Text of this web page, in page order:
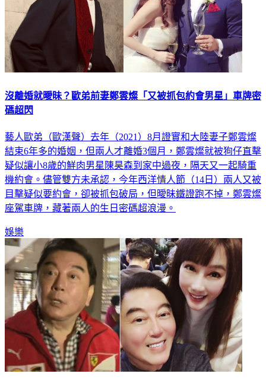
沒離婚就曖昧？歐弟前妻鄭雲燦「又被抓包約會男星」車牌密
碼超閃
藝人歐弟（歐漢聲）去年（2021）8月證實和大陸妻子鄭雲燦
結束6年多的婚姻，但兩人才離婚3個月，鄭雲燦就被狗仔直擊
疑似讓小8歲的鮮肉男星陳昊森到家中過夜，隔天又一起騎重
機約會。儘管雙方未承認，今年西洋情人節（14日）兩人又被
目擊疑似要約會，卻被抓包破局，但曖昧鐵證跑不掉，鄭雲燦
座駕車牌，藏著兩人的生日密碼超浪漫。
娛樂